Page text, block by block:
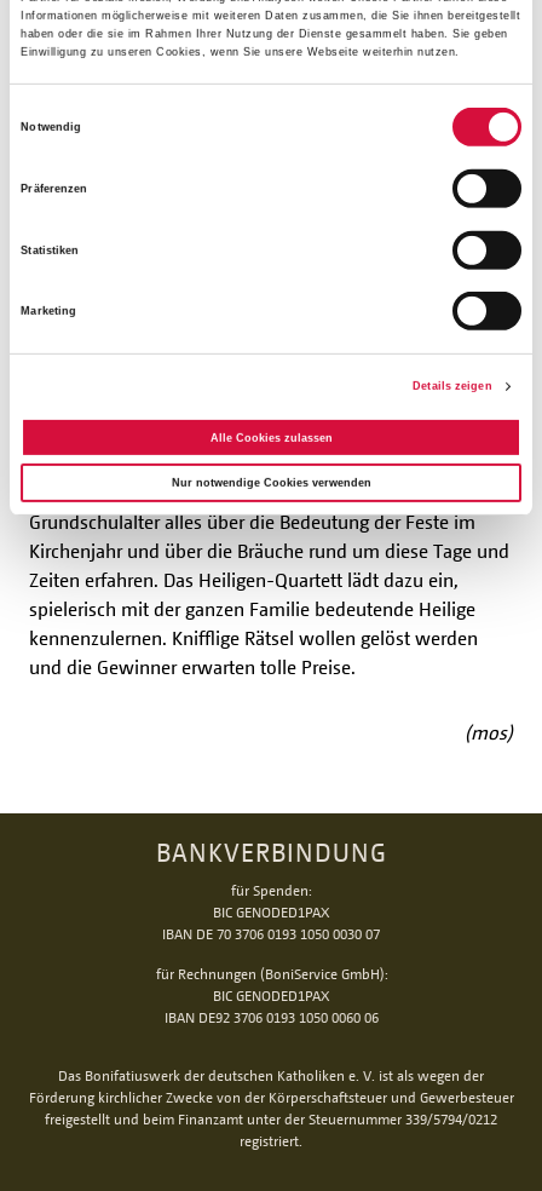
Informationen möglicherweise mit weiteren Daten zusammen, die Sie ihnen bereitgestellt
haben oder die sie im Rahmen Ihrer Nutzung der Dienste gesammelt haben. Sie geben
Einwilligung zu unseren Cookies, wenn Sie unsere Webseite weiterhin nutzen.
Notwendig
Präferenzen
Statistiken
Marketing
Details zeigen
Alle Cookies zulassen
Nur notwendige Cookies verwenden
kennen und entdecken zusammen mit Clara, was
Nächstenliebe im Alltag bedeutet. Passend dazu hat Max
ein sommerliches Rezept dabei. In der Rubrik "Mini-Infos",
Ministranten bietet, können bonikids-Fans außerdem
erfahren, wofür es den Klingelbeutel und Fürbitten gibt.
Max Wortreise-Rätsel – mit etwas Glück sogar ein tolles
Der inhaltliche Schwerpunkt der Kinderzeitschrift
"bonikids" liegt auf dem Kirchenjahr. Gemeinsam mit den
"bonikids" Clara, Max und Ben können Kinder im
Grundschulalter alles über die Bedeutung der Feste im
Kirchenjahr und über die Bräuche rund um diese Tage und
Zeiten erfahren. Das Heiligen-Quartett lädt dazu ein,
spielerisch mit der ganzen Familie bedeutende Heilige
kennenzulernen. Knifflige Rätsel wollen gelöst werden
und die Gewinner erwarten tolle Preise.
(mos)
BANKVERBINDUNG
für Spenden:
BIC GENODED1PAX
IBAN DE 70 3706 0193 1050 0030 07
für Rechnungen (BoniService GmbH):
BIC GENODED1PAX
IBAN DE92 3706 0193 1050 0060 06
Das Bonifatiuswerk der deutschen Katholiken e. V. ist als wegen der
Förderung kirchlicher Zwecke von der Körperschaftsteuer und Gewerbesteuer
freigestellt und beim Finanzamt unter der Steuernummer 339/5794/0212
registriert.